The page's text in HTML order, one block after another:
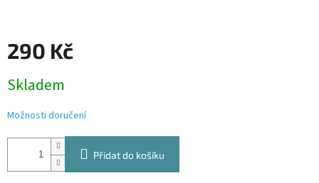
290 Kč
cena:
Skladem
Možnosti doručení
Přidat do košíku